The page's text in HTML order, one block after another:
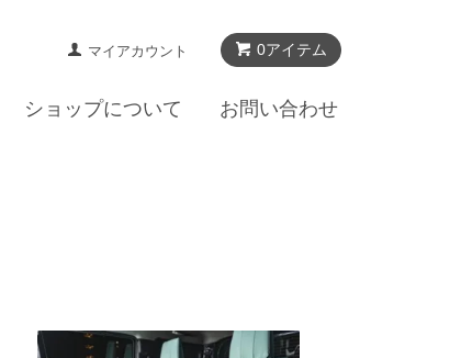
0アイテム
マイアカウント
ショップについて お問い合わせ